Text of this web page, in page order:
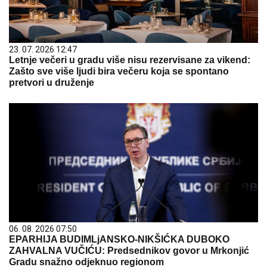
23. 07. 2026 12:47
Letnje večeri u gradu više nisu rezervisane za vikend:
Zašto sve više ljudi bira večeru koja se spontano
pretvori u druženje
06. 08. 2026 07:50
EPARHIJA BUDIMLjANSKO-NIKŠIĆKA DUBOKO
ZAHVALNA VUČIĆU: Predsednikov govor u Mrkonjić
Gradu snažno odjeknuo regionom